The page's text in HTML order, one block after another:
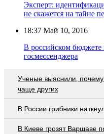
Эксперт:
не скажется на тайне
18:37 Май 10, 2016
В российском бюджете
госмессенджера
Ученые выяснили,
чаще других
В России грибники
В Киеве грозят Варшаве